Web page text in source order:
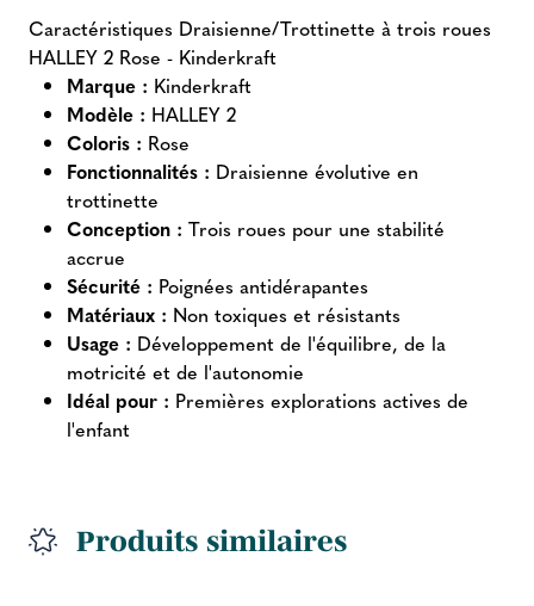
Caractéristiques Draisienne/Trottinette à trois roues
HALLEY 2 Rose - Kinderkraft
Marque : Kinderkraft
Modèle : HALLEY 2
Coloris : Rose
Fonctionnalités : Draisienne évolutive en
trottinette
Conception : Trois roues pour une stabilité
accrue
Sécurité : Poignées antidérapantes
Matériaux : Non toxiques et résistants
Usage : Développement de l'équilibre, de la
motricité et de l'autonomie
Idéal pour : Premières explorations actives de
l'enfant
Produits similaires